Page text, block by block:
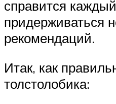
справится
придерживаться
рекомендаций.
Итак, как
толстолобика: